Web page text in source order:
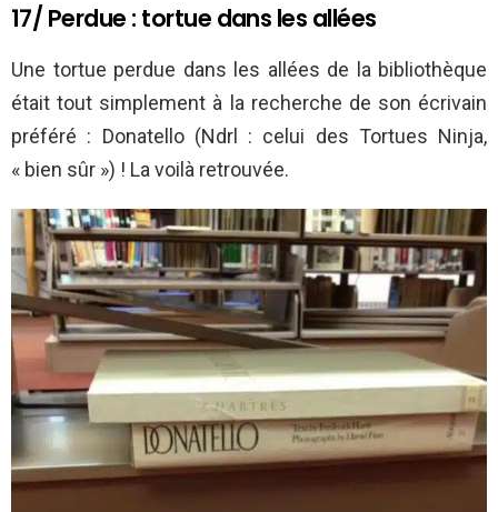
17/ Perdue : tortue dans les allées
Une tortue perdue dans les allées de la bibliothèque
était tout simplement à la recherche de son écrivain
préféré : Donatello (Ndrl : celui des Tortues Ninja,
« bien sûr ») ! La voilà retrouvée.